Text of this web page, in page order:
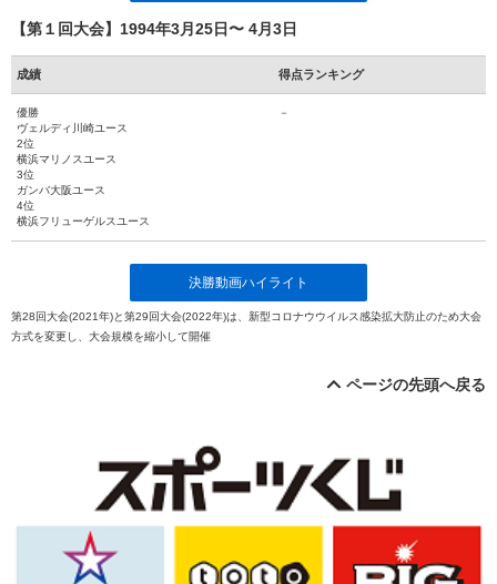
【第１回大会】1994年3月25日〜 4月3日
成績 得点ランキング
優勝
ヴェルディ川崎ユース
2位
横浜マリノスユース
3位
ガンバ大阪ユース
4位
横浜フリューゲルスユース
－
決勝動画ハイライト
第28回大会(2021年)と第29回大会(2022年)は、新型コロナウウイルス感染拡大防止のため大会
方式を変更し、大会規模を縮小して開催
ページの先頭へ戻る